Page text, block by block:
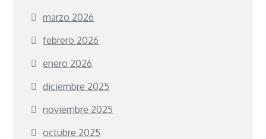
marzo 2026
febrero 2026
enero 2026
diciembre 2025
noviembre 2025
octubre 2025